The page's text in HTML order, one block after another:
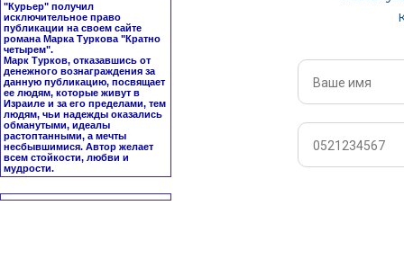
"Курьер" получил
исключительное право
публикации на своем сайте
романа Марка Туркова "Кратно
четырем".
Марк Турков, отказавшись от
денежного вознаграждения за
данную публикацию, посвящает
ее людям, которые живут в
Израиле и за его пределами, тем
людям, чьи надежды оказались
обманутыми, идеалы
растоптанными, а мечты
несбывшимися. Автор желает
всем стойкости, любви и
мудрости.